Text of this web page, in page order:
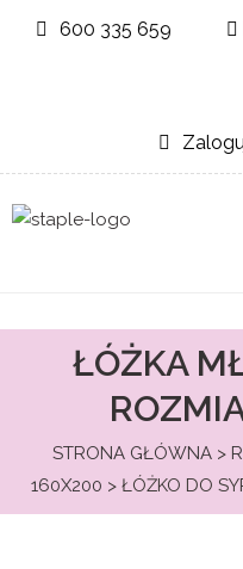
600 335 659
ŁÓŻKA
STRONA GŁÓWNA >
160X200 > ŁÓŻKO DO